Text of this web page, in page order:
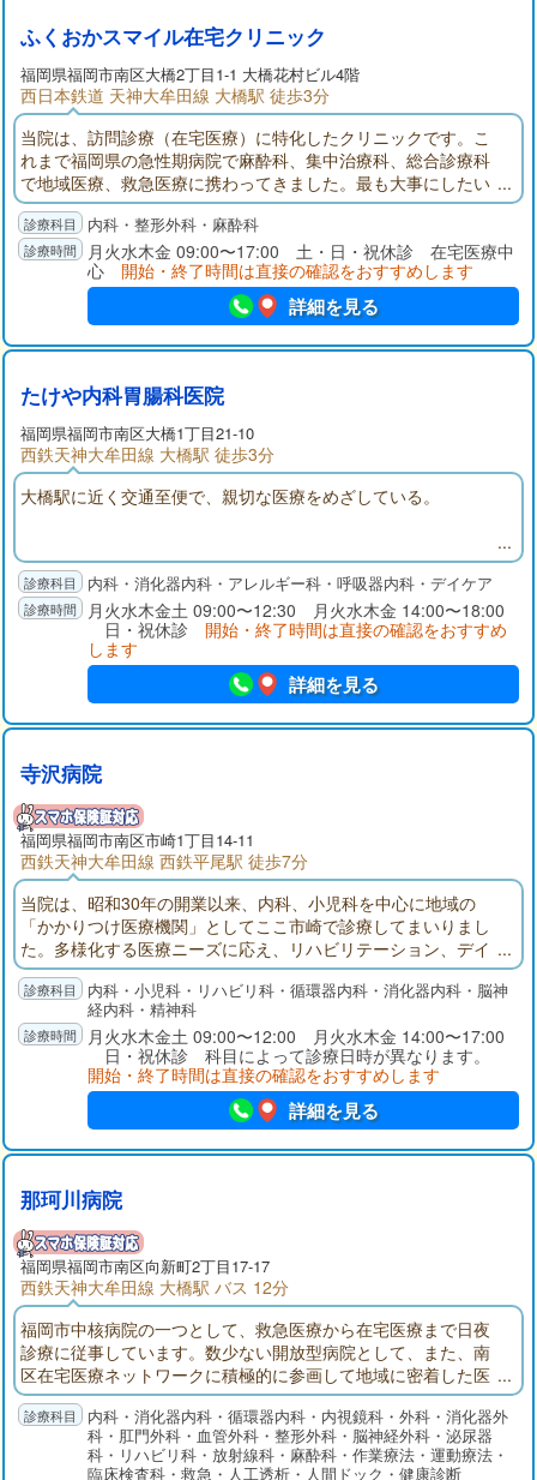
ふくおかスマイル在宅クリニック
福岡県福岡市南区大橋2丁目1-1 大橋花村ビル4階
西日本鉄道 天神大牟田線 大橋駅 徒歩3分
当院は、訪問診療（在宅医療）に特化したクリニックです。こ
れまで福岡県の急性期病院で麻酔科、集中治療科、総合診療科
で地域医療、救急医療に携わってきました。最も大事にしたい
ことは「人の話しを聴く」ということです。心の中に伝えたい
ことがある患者さんは多く、そのことをしっかりと受け止め、
引き出すことが大切であると考えます。私が訪問することで1つ
でもスマイルが増える診療をしていこうと思います。
内科・整形外科・麻酔科
月火水木金 09:00〜17:00 土・日・祝休診 在宅医療中
心 開始・終了時間は直接の確認をおすすめします
詳細を見る
たけや内科胃腸科医院
福岡県福岡市南区大橋1丁目21-10
西鉄天神大牟田線 大橋駅 徒歩3分
大橋駅に近く交通至便で、親切な医療をめざしている。
内科・消化器内科・アレルギー科・呼吸器内科・デイケア
月火水木金土 09:00〜12:30 月火水木金 14:00〜18:00
日・祝休診 開始・終了時間は直接の確認をおすすめ
します
詳細を見る
寺沢病院
福岡県福岡市南区市崎1丁目14-11
西鉄天神大牟田線 西鉄平尾駅 徒歩7分
当院は、昭和30年の開業以来、内科、小児科を中心に地域の
「かかりつけ医療機関」としてここ市崎で診療してまいりまし
た。多様化する医療ニーズに応え、リハビリテーション、デイ
ケア（通所リハビリテーション）、在宅医療、訪問看護などを
充実いたしました。今後とも「私たちの理念」を基本に全スタ
ッフが医療技術の研鑽に努めてまいります。
内科・小児科・リハビリ科・循環器内科・消化器内科・脳神
経内科・精神科
月火水木金土 09:00〜12:00 月火水木金 14:00〜17:00
日・祝休診 科目によって診療日時が異なります。
開始・終了時間は直接の確認をおすすめします
詳細を見る
那珂川病院
福岡県福岡市南区向新町2丁目17-17
西鉄天神大牟田線 大橋駅 バス 12分
福岡市中核病院の一つとして、救急医療から在宅医療まで日夜
診療に従事しています。数少ない開放型病院として、また、南
区在宅医療ネットワークに積極的に参画して地域に密着した医
療を目指しています。内科、外科をはじめ、消化器科、循環器
科、脳神経外科、整形外科、泌尿器科、放射線科など充実した
診療科目をそろえています。救急車のみならず個人で受診され
る救急の患者さんを、２４時間体制で受け入れています。
内科・消化器内科・循環器内科・内視鏡科・外科・消化器外
科・肛門外科・血管外科・整形外科・脳神経外科・泌尿器
科・リハビリ科・放射線科・麻酔科・作業療法・運動療法・
臨床検査科・救急・人工透析・人間ドック・健康診断